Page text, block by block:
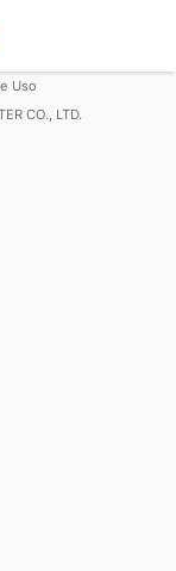
Uso
CO., LTD.